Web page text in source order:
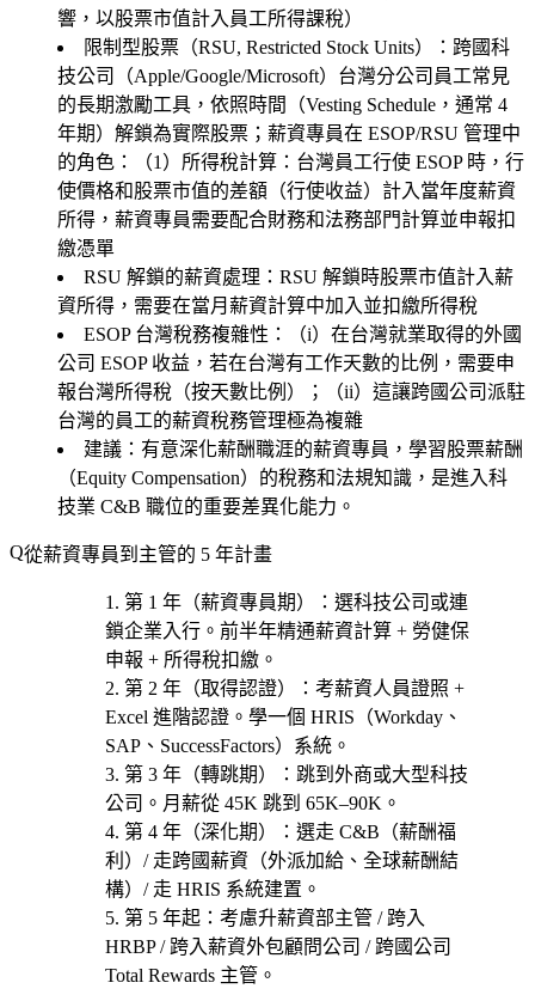
響，以股票市值計入員工所得課稅）
限制型股票（RSU, Restricted Stock Units）
：跨國科
技公司（Apple/Google/Microsoft）台灣分公司員工常見
的長期激勵工具，依照時間（Vesting Schedule，通常 4
年期）解鎖為實際股票；薪資專員在 ESOP/RSU 管理中
的角色：（1） 所得稅計算 ：台灣員工行使 ESOP 時，行
使價格和股票市值的差額（行使收益）計入當年度薪資
所得，薪資專員需要配合財務和法務部門計算並申報扣
繳憑單
RSU 解鎖的薪資處理 ：RSU 解鎖時股票市值計入薪
資所得，需要在當月薪資計算中加入並扣繳所得稅
ESOP 台灣稅務複雜性：（i）在台灣就業取得的外國
公司 ESOP 收益，若在台灣有工作天數的比例，需要申
報台灣所得稅（按天數比例）；（ii）這讓跨國公司派駐
台灣的員工的薪資稅務管理極為複雜
建議：有意深化薪酬職涯的薪資專員，學習股票薪酬
（Equity Compensation）的稅務和法規知識，是進入科
技業 C&B 職位的重要差異化能力。
從薪資專員到主管的 5 年計畫
第 1 年（薪資專員期） ：選科技公司或連
鎖企業 入行。前半年精通薪資計算 + 勞健保
申報 + 所得稅扣繳。
第 2 年（取得認證）
：考薪資人員證照 +
Excel 進階認證 。學一個 HRIS（Workday、
SAP、SuccessFactors）系統。
第 3 年（轉跳期）
：跳到外商或大型科技
公司。月薪從 45K 跳到 65K–90K。
第 4 年（深化期）
：選走 C&B（薪酬福
利）/ 走跨國薪資（外派加給、全球薪酬結
構）/ 走 HRIS 系統建置 。
第 5 年起 ：考慮升薪資部主管 / 跨入
HRBP / 跨入薪資外包顧問公司 / 跨國公司
Total Rewards 主管 。